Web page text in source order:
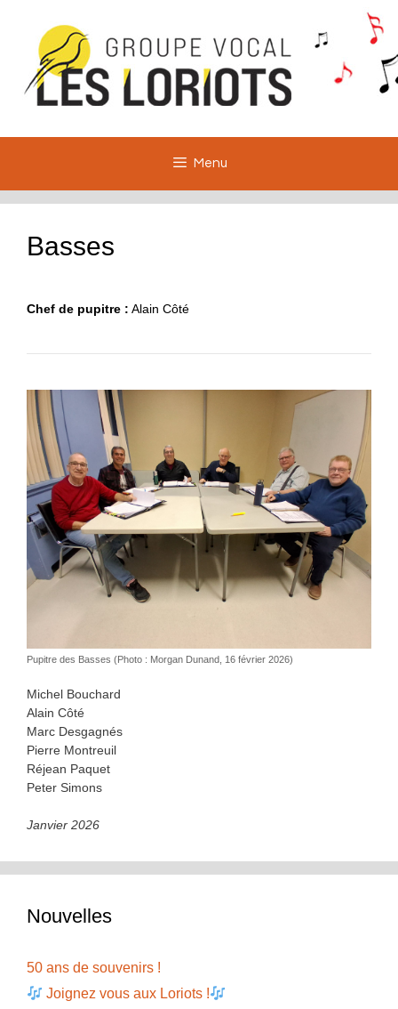
contenu
Menu
Basses
Chef de pupitre : Alain Côté
Pupitre des Basses (Photo : Morgan Dunand, 16 février 2026)
Michel Bouchard
Alain Côté
Marc Desgagnés
Pierre Montreuil
Réjean Paquet
Peter Simons
Janvier 2026
Nouvelles
50 ans de souvenirs !
Joignez vous aux Loriots !